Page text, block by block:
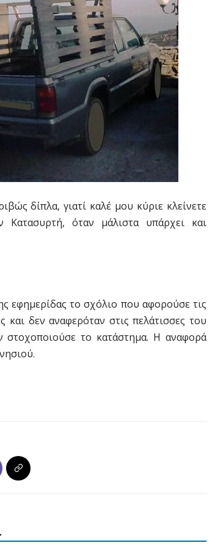
δίπλα, γιατί καλέ μου κύριε κλείνετε
όταν μάλιστα υπάρχει και
εφημερίδας το σχόλιο που αφορούσε τις
δεν αναφερόταν στις πελάτισσες του
στοχοποιούσε το κατάστημα. Η αναφορά